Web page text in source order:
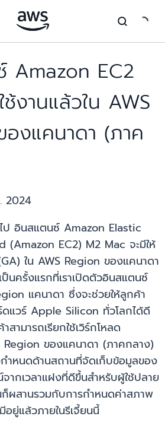
Amazon EC2
ช้งานแล้วใน AWS
งแคนาดา (ภาค
2024
ป อินสแตนซ์ Amazon Elastic
EC2) M2 Mac จะมีให้
ใน AWS Region ของแคนาดา
นครั้งแรกที่เราเปิดตัวอินสแตนซ์
แคนาดา ซึ่งจะช่วยให้ลูกค้า
ดแวร์ Apple Silicon ทั่วโลกได้ดี
ามารถเรียกใช้เวิร์กโหลด
Region ของแคนาดา (ภาคกลาง)
ำหนดด้านสถานที่จัดเก็บข้อมูลของ
ากเวลาแฝงที่ดีขึ้นสำหรับผู้ใช้ปลาย
ผสานรวมกับการกำหนดค่าสภาพ
ยู่แล้วภายในรีเจี้ยนนี้